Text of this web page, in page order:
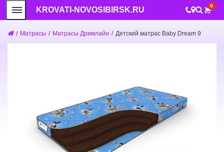
KROVATI-NOVOSIBIRSK.RU 0
/ Матрасы / Матрасы Дримлайн / Детский матрас Baby Dream 9